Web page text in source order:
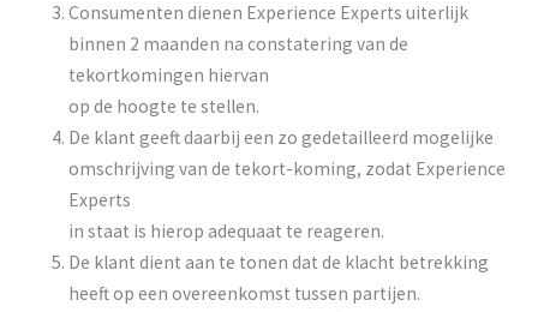
Consumenten dienen Experience Experts uiterlijk
binnen 2 maanden na constatering van de
tekortkomingen hiervan
op de hoogte te stellen.
De klant geeft daarbij een zo gedetailleerd mogelijke
omschrijving van de tekort-koming, zodat Experience
Experts
in staat is hierop adequaat te reageren.
De klant dient aan te tonen dat de klacht betrekking
heeft op een overeenkomst tussen partijen.